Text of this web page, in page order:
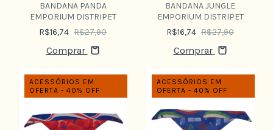
BANDANA PANDA
EMPORIUM DISTRIPET
R$16,74 R$27,90
Comprar
BANDANA JUNGLE
EMPORIUM DISTRIPET
R$16,74 R$27,90
Comprar
ACESSÓRIOS EM
OFERTA - 40% OFF
ACESSÓRIOS EM
OFERTA - 40% OFF